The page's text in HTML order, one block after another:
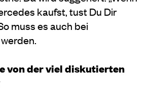
kaufst, tust Du Dir
muss es auch bei
von der viel diskutierten